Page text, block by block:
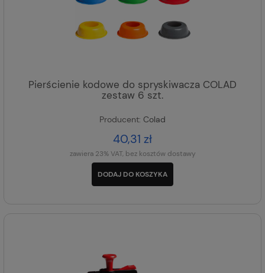
Pierścienie kodowe do spryskiwacza COLAD
zestaw 6 szt.
Producent: Colad
40,31 zł
zawiera 23% VAT, bez kosztów dostawy
DODAJ DO KOSZYKA